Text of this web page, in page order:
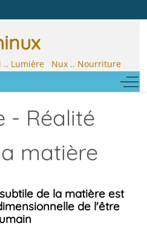
.. Lumière Nux .. Nourriture
Off-
- Réalité
matière
de la matière est
de l'être